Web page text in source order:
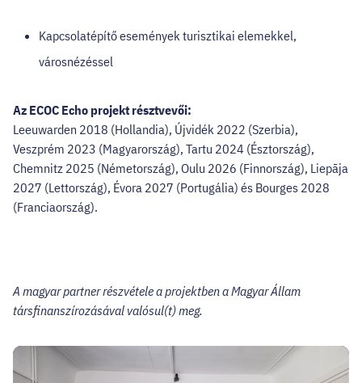
Kapcsolatépítő események turisztikai elemekkel,
városnézéssel
Az ECOC Echo projekt résztvevői:
Leeuwarden 2018 (Hollandia), Újvidék 2022 (Szerbia),
Veszprém 2023 (Magyarország), Tartu 2024 (Észtország),
Chemnitz 2025 (Németország), Oulu 2026 (Finnország), Liepāja
2027 (Lettország), Évora 2027 (Portugália) és Bourges 2028
(Franciaország).
A magyar partner részvétele a projektben a Magyar Állam
társfinanszírozásával valósul(t) meg.